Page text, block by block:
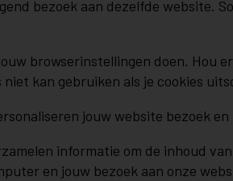
bezoek aan dezelfde website.
browserinstellingen doen. Hou
kan gebruiken als je cookies
jouw website bezoek
informatie om de inhoud
en jouw bezoek aan onze